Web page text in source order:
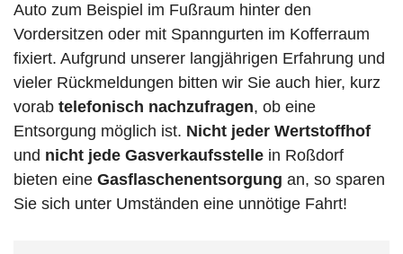
Auto zum Beispiel im Fußraum hinter den
Vordersitzen oder mit Spanngurten im Kofferraum
fixiert. Aufgrund unserer langjährigen Erfahrung und
vieler Rückmeldungen bitten wir Sie auch hier, kurz
vorab telefonisch nachzufragen, ob eine
Entsorgung möglich ist. Nicht jeder Wertstoffhof
und nicht jede Gasverkaufsstelle in Roßdorf
bieten eine Gasflaschenentsorgung an, so sparen
Sie sich unter Umständen eine unnötige Fahrt!